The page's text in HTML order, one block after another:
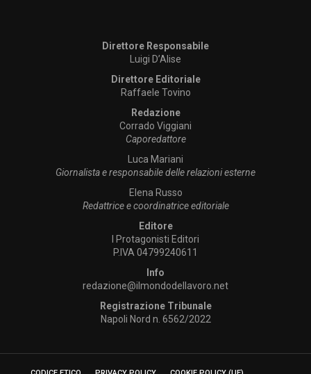
Direttore Responsabile
Luigi D’Alise
Direttore Editoriale
Raffaele Tovino
Redazione
Corrado Viggiani
Caporedattore
Luca Mariani
Giornalista e responsabile delle relazioni esterne
Elena Russo
Redattrice e coordinatrice editoriale
Editore
I Protagonisti Editori
P.IVA 04799240611
Info
redazione@ilmondodellavoro.net
Registrazione Tribunale
Napoli Nord n. 6562/2022